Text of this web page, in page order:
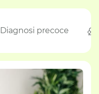
Diagnosi precoce